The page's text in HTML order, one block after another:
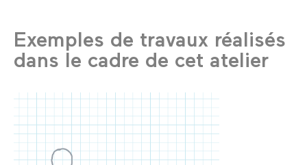
Exemples de travaux réalisés
dans le cadre de cet atelier